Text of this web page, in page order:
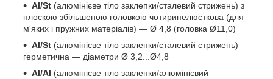
Al/St (алюмінієве тіло заклепки/сталевий стрижень) з
плоскою збільшеною головкою чотирипелюсткова (для
м'яких і пружних матеріалів) — Ø 4,8 (головка Ø11,0)
Al/St (алюмінієве тіло заклепки/сталевий стрижень)
герметична — діаметри Ø 3,2...Ø4,8
Al/Al (алюмінієве тіло заклепки/алюмінієвий